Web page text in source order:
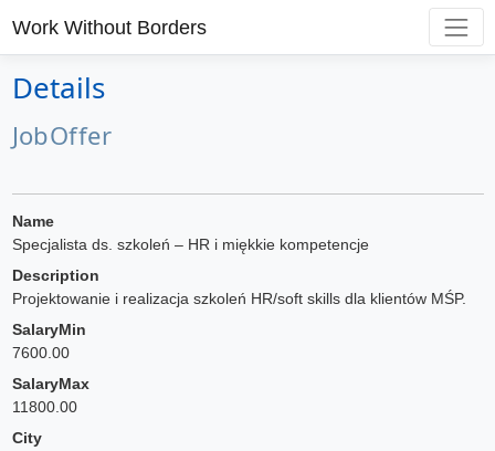
Work Without Borders
Details
JobOffer
Name
Specjalista ds. szkoleń – HR i miękkie kompetencje
Description
Projektowanie i realizacja szkoleń HR/soft skills dla klientów MŚP.
SalaryMin
7600.00
SalaryMax
11800.00
City